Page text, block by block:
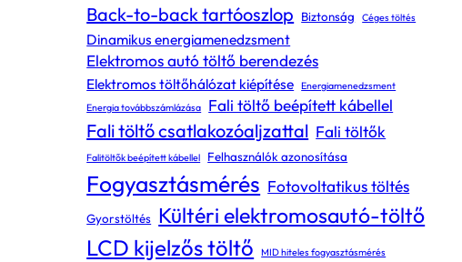
Back-to-back tartóoszlop
Biztonság Céges töltés
Dinamikus energiamenedzsment
Elektromos autó töltő berendezés
Elektromos töltőhálózat kiépítése Energiamenedzsment
Energia továbbszámlázása
Fali töltő beépített kábellel
Fali töltő csatlakozóaljzattal Fali töltők
Falitöltők beépített kábellel Felhasználók azonosítása
Fogyasztásmérés Fotovoltatikus töltés
Gyorstöltés Kültéri elektromosautó-töltő
LCD kijelzős töltő MID hiteles fogyasztásmérés